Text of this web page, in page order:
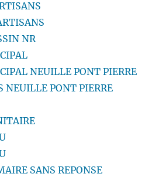
NR
NEUILLE PONT PIERRE
NEUILLE PONT PIERRE
SANS REPONSE